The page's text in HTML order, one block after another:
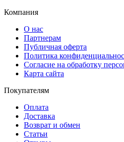
Компания
О нас
Партнерам
Публичная оферта
Политика
Согласие на обработку
Карта сайта
Покупателям
Оплата
Доставка
Возврат и обмен
Статьи